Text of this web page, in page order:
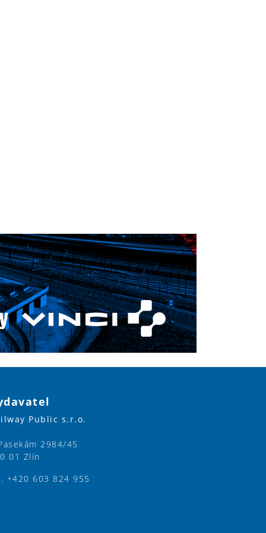
Public s.r.o.
2984/45
01 Zlín
+420 603 824 955